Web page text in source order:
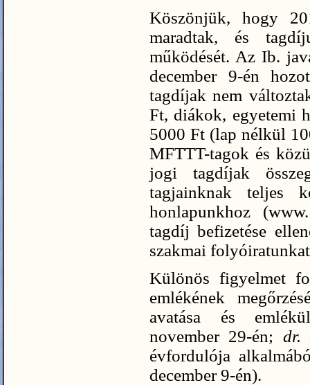
Köszönjük, hogy
maradtak, és
működését. Az Ib.
december 9-én
tagdíjak nem
Ft, diákok, egyetemi
5000 Ft (lap nélkül
MFTTT-tagok és
jogi tagdíjak
tagjainknak teljes
honlapunkhoz
tagdíj befizetése
szakmai
Különös figyelmet
emlékének
avatása és
november 29-én; dr.
évfordulója
december 9-én).